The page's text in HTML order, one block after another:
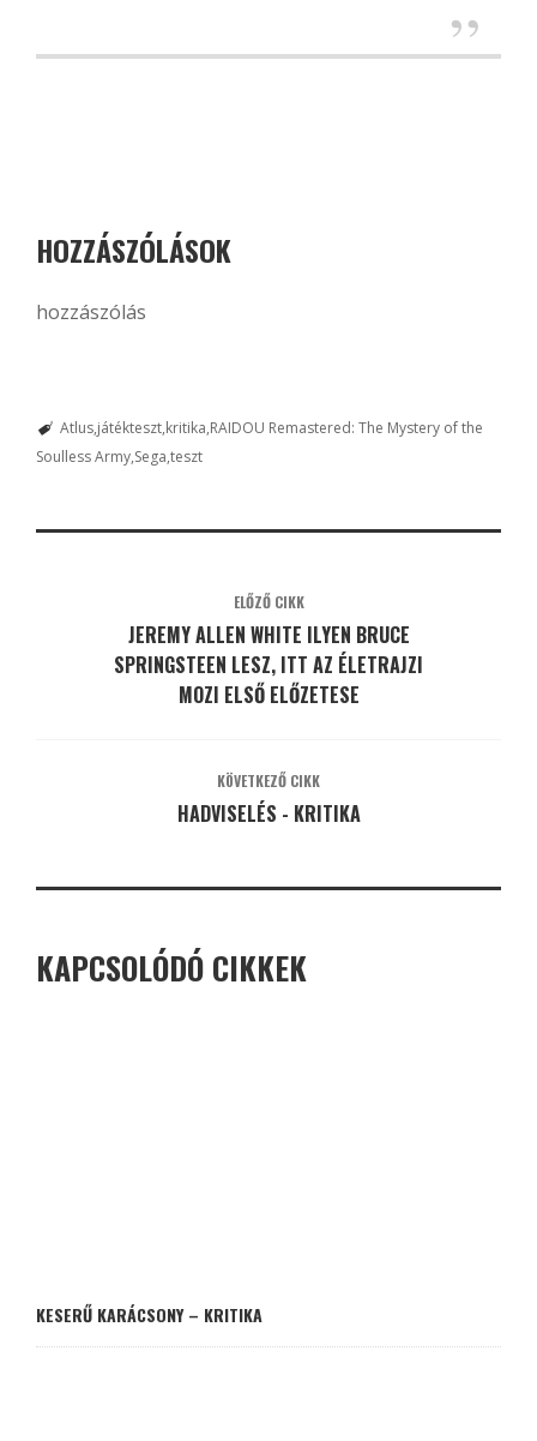
HOZZÁSZÓLÁSOK
hozzászólás
Atlus játékteszt kritika RAIDOU Remastered: The Mystery of the
Soulless Army Sega teszt
ELŐZŐ CIKK
JEREMY ALLEN WHITE ILYEN BRUCE
SPRINGSTEEN LESZ, ITT AZ ÉLETRAJZI
MOZI ELSŐ ELŐZETESE
KÖVETKEZŐ CIKK
HADVISELÉS - KRITIKA
KAPCSOLÓDÓ CIKKEK
KESERŰ KARÁCSONY – KRITIKA